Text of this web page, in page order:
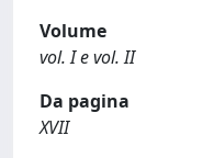
Volume
vol. I e vol. II
Da pagina
XVII